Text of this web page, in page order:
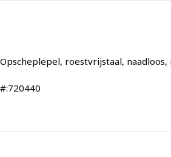
Opscheplepel, roestvrijstaal,
#:720440